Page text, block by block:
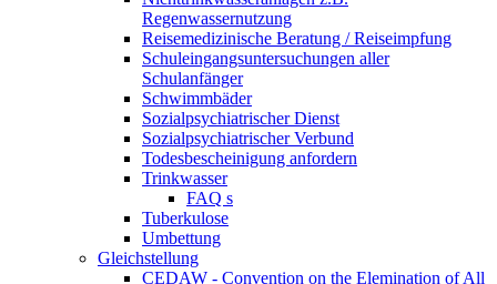
Regenwassernutzung
Reisemedizinische Beratung / Reiseimpfung
Schuleingangsuntersuchungen aller
Schulanfänger
Schwimmbäder
Sozialpsychiatrischer Dienst
Sozialpsychiatrischer Verbund
Todesbescheinigung anfordern
Trinkwasser
FAQ s
Tuberkulose
Umbettung
Gleichstellung
CEDAW - Convention on the Elemination of All